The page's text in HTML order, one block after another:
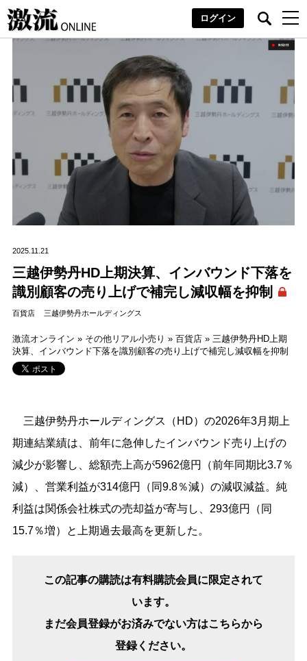
ログイン
2025.11.21
三越伊勢丹HD上期決算、インバウンド下落を
識別顧客の売り上げで補完し減収幅を抑制
百貨店 三越伊勢丹ホールディングス
激流オンライン » その他リアル小売り » 百貨店» 三越伊勢丹HD上期
決算、インバウンド下落を識別顧客の売り上げで補完し減収幅を抑制
三越伊勢丹ホールディングス（HD）の2026年3月期上
期連結業績は、前年に急伸したインバウンド売り上げの
減少が影響し、総額売上高が5962億円（前年同期比3.7％
減）、営業利益が314億円（同9.8％減）の減収減益。純
利益は関係会社株式の売却益が寄与し、293億円（同
15.7％増）と上期過去最高を更新した。
この記事の購読は有料購読会員に限定されて
います。
まだ会員登録がお済みでない方はこちらから
登録ください。